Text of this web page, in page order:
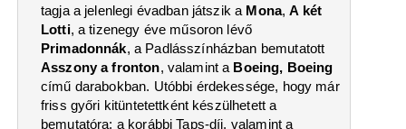
tagja a jelenlegi évadban játszik a Mona,A két
Lotti, a tizenegy éve műsoron lévő
Primadonnák, a Padlásszínházban bemutatott
Asszony a fronton, valamint a Boeing, Boeing
című darabokban. Utóbbi érdekessége, hogy már
friss győri kitüntetettként készülhetett a
bemutatóra: a korábbi Taps-díj, valamint a